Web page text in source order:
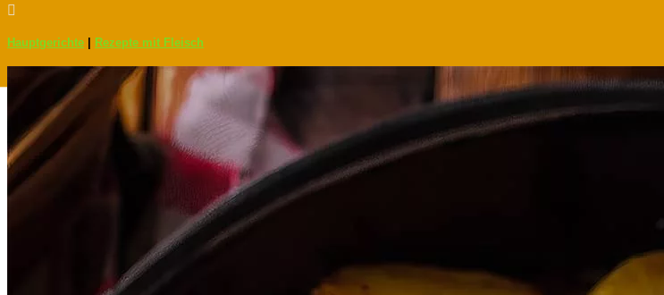

Hauptgerichte Rezepte mit Fleisch